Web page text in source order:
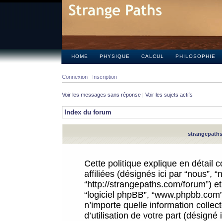
HOME PHYSIQUE CALCUL PHILOSOPHIE
Connexion Inscription
Voir les messages sans réponse | Voir les sujets actifs
Index du forum
Cette politique explique en détail
affiliées (désignés ici par “nous”,
“http://strangepaths.com/forum”)
“logiciel phpBB”,
n’importe quelle information
d’utilisation de votre part (désigné